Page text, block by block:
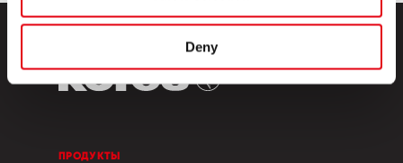
Deny
ПРОДУКТЫ